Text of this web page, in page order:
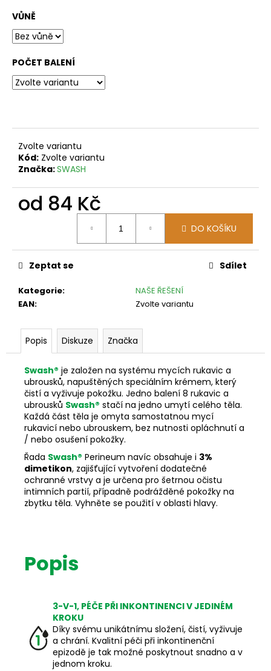
VŮNĚ
POČET BALENÍ
Zvolte variantu
Kód: Zvolte variantu
Značka:SWASH
od 84 Kč
DO KOŠÍKU
Kategorie:
NAŠE ŘEŠENÍ
EAN: Zvolte variantu
Zeptat se Sdílet
Popis Diskuze Značka
Swash® je založen na systému mycích rukavic a
ubrousků, napuštěných speciálním krémem, který
čistí a vyživuje pokožku. Jedno balení 8 rukavic a
ubrousků Swash® stačí na jedno umytí celého těla.
Každá část těla je omyta samostatnou mycí
rukavicí nebo ubrouskem, bez nutnosti opláchnutí a
/ nebo osušení pokožky.
Řada Swash® Perineum navíc obsahuje i 3%
dimetikon, zajišťující vytvoření dodatečné
ochranné vrstvy a je určena pro šetrnou očistu
intimních partií, případně podrážděné pokožky na
zbytku těla. Vyhněte se použití v oblasti hlavy.
Popis
3-V-1, PÉČE PŘI INKONTINENCI V JEDINÉM
KROKU
Díky svému unikátnímu složení, čistí, vyživuje
a chrání. Kvalitní péči při inkontinenční
epizodě je tak možné poskytnout snadno a v
jednom kroku.